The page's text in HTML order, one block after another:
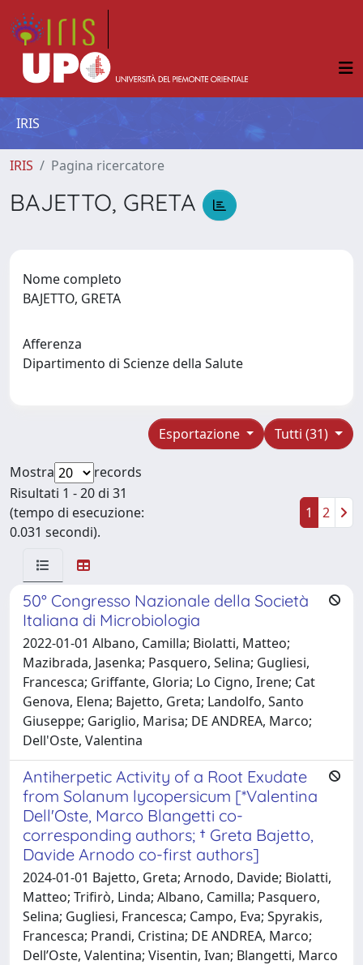
IRIS
IRIS Pagina ricercatore
BAJETTO, GRETA
Nome completo
BAJETTO, GRETA
Afferenza
Dipartimento di Scienze della Salute
Tutti (31)
Esportazione
Mostra
records
Risultati 1 - 20 di 31
(tempo di esecuzione:
0.031 secondi).
1 2
50° Congresso Nazionale della Società
Italiana di Microbiologia
2022-01-01 Albano, Camilla; Biolatti, Matteo;
Mazibrada, Jasenka; Pasquero, Selina; Gugliesi,
Francesca; Griffante, Gloria; Lo Cigno, Irene; Cat
Genova, Elena; Bajetto, Greta; Landolfo, Santo
Giuseppe; Gariglio, Marisa; DE ANDREA, Marco;
Dell'Oste, Valentina
Antiherpetic Activity of a Root Exudate
from Solanum lycopersicum [*Valentina
Dell'Oste, Marco Blangetti co-
corresponding authors; † Greta Bajetto,
Davide Arnodo co-first authors]
2024-01-01 Bajetto, Greta; Arnodo, Davide; Biolatti,
Matteo; Trifirò, Linda; Albano, Camilla; Pasquero,
Selina; Gugliesi, Francesca; Campo, Eva; Spyrakis,
Francesca; Prandi, Cristina; DE ANDREA, Marco;
Dell’Oste, Valentina; Visentin, Ivan; Blangetti, Marco